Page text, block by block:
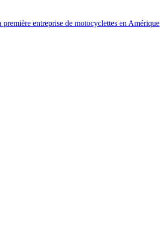
entreprise de motocyclettes en Amérique